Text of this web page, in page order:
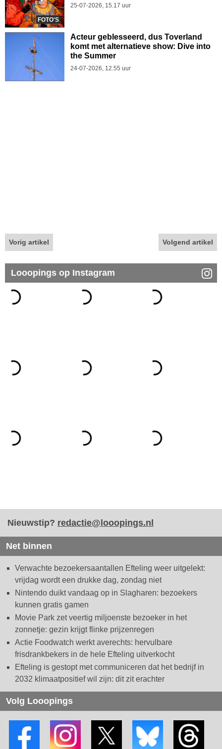
FOTO'S
25-07-2026, 15.17 uur
Acteur geblesseerd, dus Toverland
komt met alternatieve show: Dive into
the Summer
24-07-2026, 12.55 uur
Vorig artikel Volgend artikel
Looopings op Instagram
Nieuwstip? redactie@looopings.nl
Net binnen
Verwachte bezoekersaantallen Efteling weer uitgelekt:
vrijdag wordt een drukke dag, zondag niet
Nintendo duikt vandaag op in Slagharen: bezoekers
kunnen gratis gamen
Movie Park zet veertig miljoenste bezoeker in het
zonnetje: gezin krijgt flinke prijzenregen
Actie Foodwatch werkt averechts: hervulbare
frisdrankbekers in de hele Efteling uitverkocht
Efteling is gestopt met communiceren dat het bedrijf in
2032 klimaatpositief wil zijn: dit zit erachter
Volg Looopings